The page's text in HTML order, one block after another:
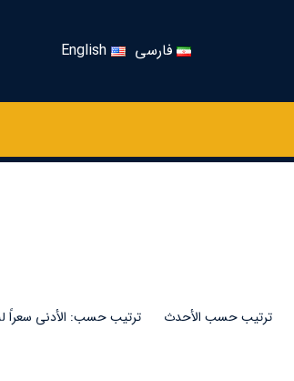
فارسی English
ترتيب حسب الأحدث ترتيب حسب: الأدنى سعراً